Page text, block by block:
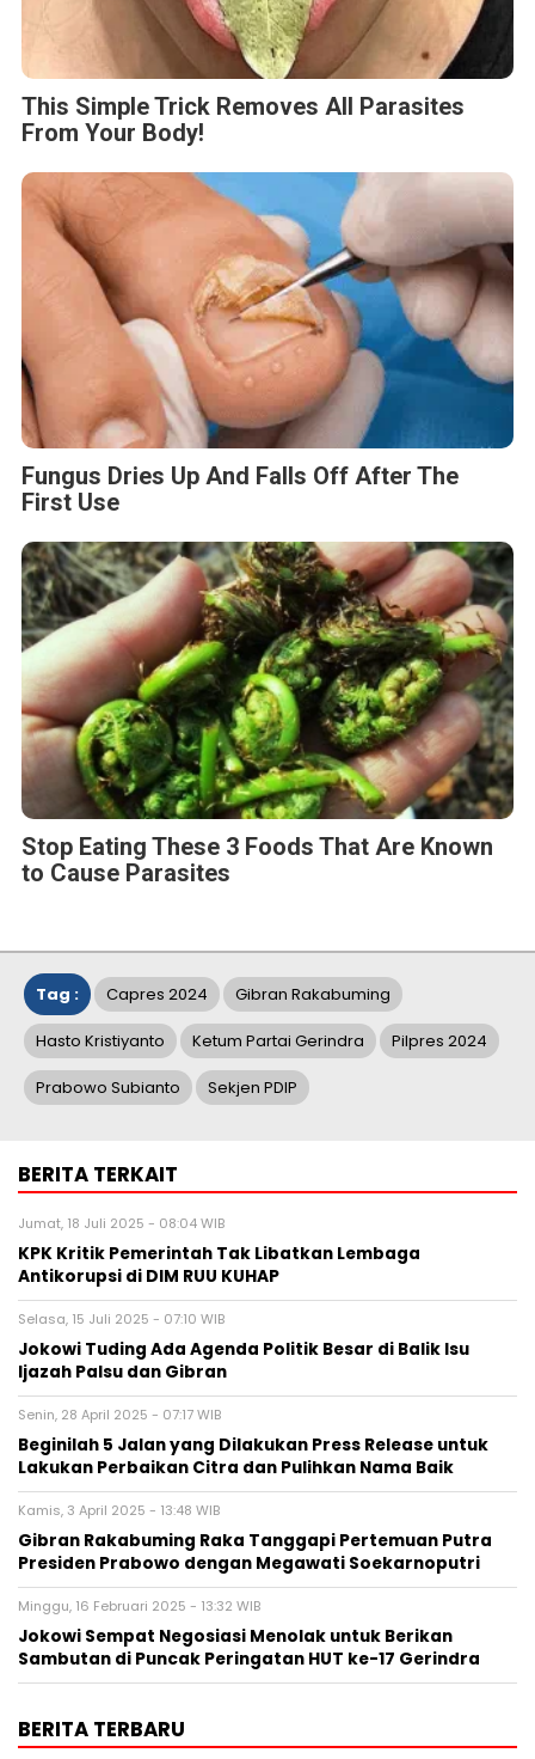
This Simple Trick Removes All Parasites
From Your Body!
Fungus Dries Up And Falls Off After The
First Use
Stop Eating These 3 Foods That Are Known
to Cause Parasites
Tag : Capres 2024 Gibran Rakabuming
Hasto Kristiyanto Ketum Partai Gerindra Pilpres 2024
Prabowo Subianto Sekjen PDIP
BERITA TERKAIT
Jumat, 18 Juli 2025 - 08:04 WIB
KPK Kritik Pemerintah Tak Libatkan Lembaga
Antikorupsi di DIM RUU KUHAP
Selasa, 15 Juli 2025 - 07:10 WIB
Jokowi Tuding Ada Agenda Politik Besar di Balik Isu
Ijazah Palsu dan Gibran
Senin, 28 April 2025 - 07:17 WIB
Beginilah 5 Jalan yang Dilakukan Press Release untuk
Lakukan Perbaikan Citra dan Pulihkan Nama Baik
Kamis, 3 April 2025 - 13:48 WIB
Gibran Rakabuming Raka Tanggapi Pertemuan Putra
Presiden Prabowo dengan Megawati Soekarnoputri
Minggu, 16 Februari 2025 - 13:32 WIB
Jokowi Sempat Negosiasi Menolak untuk Berikan
Sambutan di Puncak Peringatan HUT ke-17 Gerindra
BERITA TERBARU